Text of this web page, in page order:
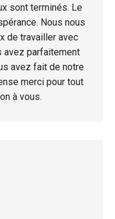
sont terminés. Le
Nous nous
de travailler avec
avez parfaitement
avez fait de notre
merci pour tout
à vous.